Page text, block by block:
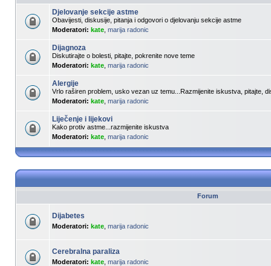
Djelovanje sekcije astme
Obavijesti, diskusije, pitanja i odgovori o djelovanju sekcije astme
Moderatori: kate marija radonic
Dijagnoza
Diskutirajte o bolesti, pitajte, pokrenite nove teme
Moderatori: kate marija radonic
Alergije
Vrlo raširen problem, usko vezan uz temu...Razmijenite iskustva, pitajte,
Moderatori: kate marija radonic
Liječenje i lijekovi
Kako protiv astme...razmijenite iskustva
Moderatori: kate marija radonic
Forum
Dijabetes
Moderatori: kate marija radonic
Cerebralna paraliza
Moderatori: kate marija radonic